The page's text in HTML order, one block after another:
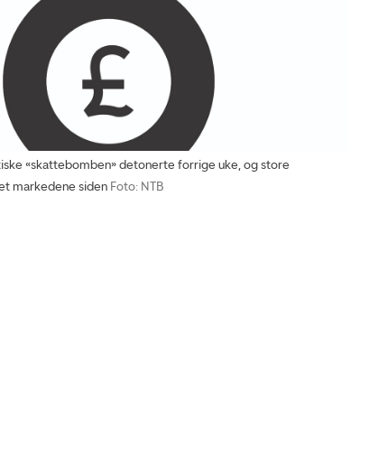
«skattebomben» detonerte forrige uke, og store
markedene siden Foto: NTB